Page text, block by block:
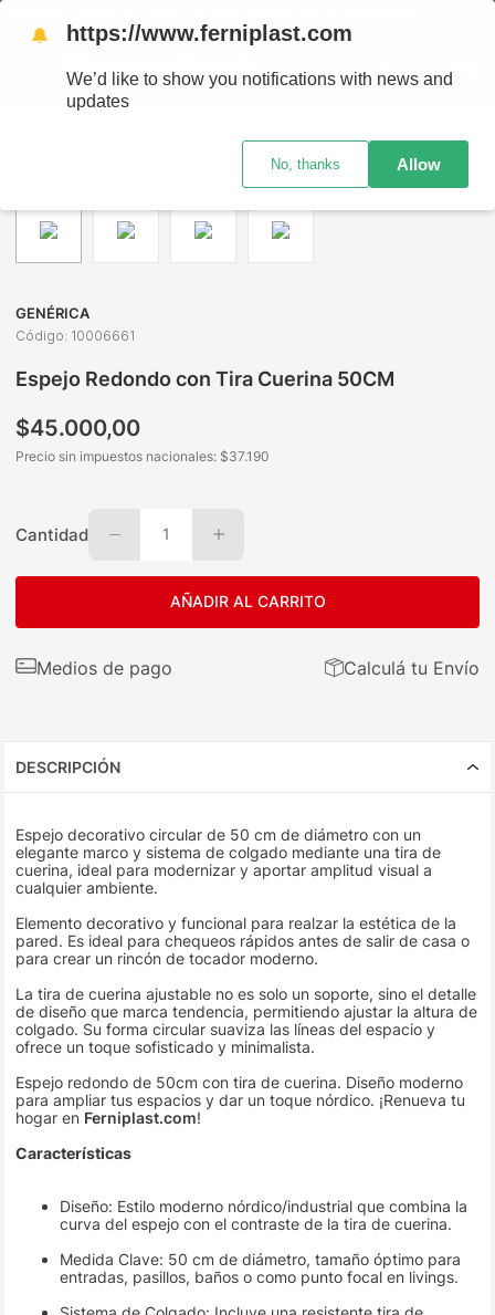
GENÉRICA
Código: 10006661
Espejo Redondo con Tira Cuerina 50CM
$45.000,00
Precio sin impuestos nacionales: $37.190
Cantidad 1
AÑADIR AL CARRITO
Medios de pago Calculá tu Envío
DESCRIPCIÓN
Espejo decorativo circular de 50 cm de diámetro con un
elegante marco y sistema de colgado mediante una tira de
cuerina, ideal para modernizar y aportar amplitud visual a
cualquier ambiente.
Elemento decorativo y funcional para realzar la estética de la
pared. Es ideal para chequeos rápidos antes de salir de casa o
para crear un rincón de tocador moderno.
La tira de cuerina ajustable no es solo un soporte, sino el detalle
de diseño que marca tendencia, permitiendo ajustar la altura de
colgado. Su forma circular suaviza las líneas del espacio y
ofrece un toque sofisticado y minimalista.
Espejo redondo de 50cm con tira de cuerina. Diseño moderno
para ampliar tus espacios y dar un toque nórdico. ¡Renueva tu
hogar en Ferniplast.com!
Características
Diseño: Estilo moderno nórdico/industrial que combina la
curva del espejo con el contraste de la tira de cuerina.
Medida Clave: 50 cm de diámetro, tamaño óptimo para
entradas, pasillos, baños o como punto focal en livings.
🔔 https://www.ferniplast.com
We’d like to show you notifications with news and
updates
No, thanks Allow